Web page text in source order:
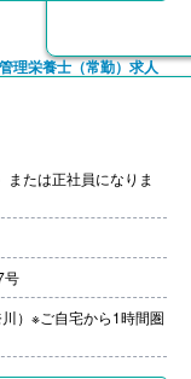
理栄養士（常勤）求人
たは正社員になりま
場合
合
します。
前年度実績、経験によ
号
）※ご自宅から1時間圏